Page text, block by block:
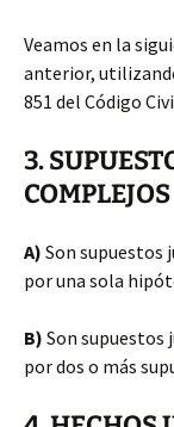
Veamos en la
anterior,
851 del Código
3.
COMPLEJOS
A) Son supuestos
por una sola
B) Son
por dos o más